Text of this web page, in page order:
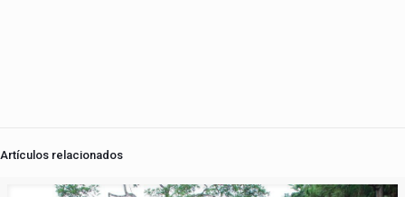
Artículos relacionados